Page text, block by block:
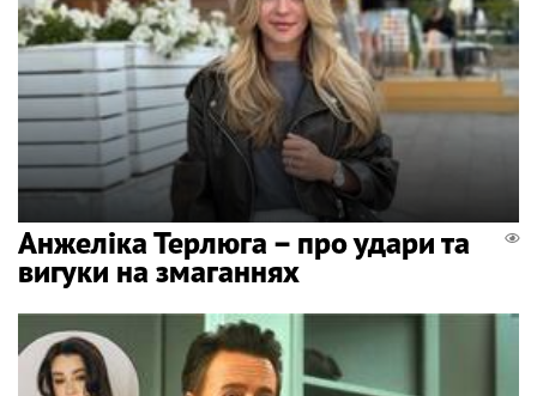
Анжеліка Терлюга – про удари та
вигуки на змаганнях